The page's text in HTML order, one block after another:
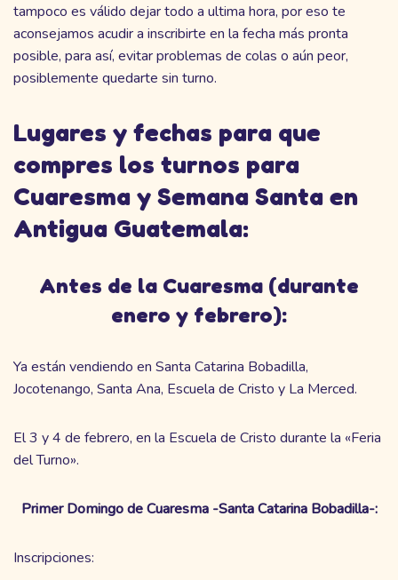
tampoco es válido dejar todo a ultima hora, por eso te
aconsejamos acudir a inscribirte en la fecha más pronta
posible, para así, evitar problemas de colas o aún peor,
posiblemente quedarte sin turno.
Lugares y fechas para que
compres los turnos para
Cuaresma y Semana Santa en
Antigua Guatemala:
Antes de la Cuaresma (durante
enero y febrero):
Ya están vendiendo en Santa Catarina Bobadilla,
Jocotenango, Santa Ana, Escuela de Cristo y La Merced.
El 3 y 4 de febrero, en la Escuela de Cristo durante la «Feria
del Turno».
Primer Domingo de Cuaresma -Santa Catarina Bobadilla-:
Inscripciones: